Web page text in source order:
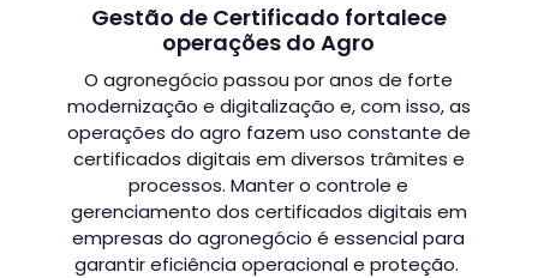
Gestão de Certificado fortalece
operações do Agro
O agronegócio passou por anos de forte
modernização e digitalização e, com isso, as
operações do agro fazem uso constante de
certificados digitais em diversos trâmites e
processos. Manter o controle e
gerenciamento dos certificados digitais em
empresas do agronegócio é essencial para
garantir eficiência operacional e proteção.